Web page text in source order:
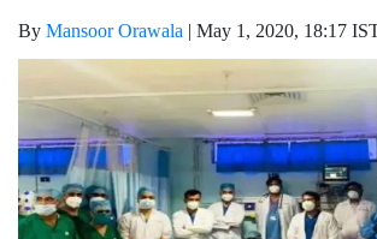
By Mansoor Orawala | May 1, 2020, 18:17